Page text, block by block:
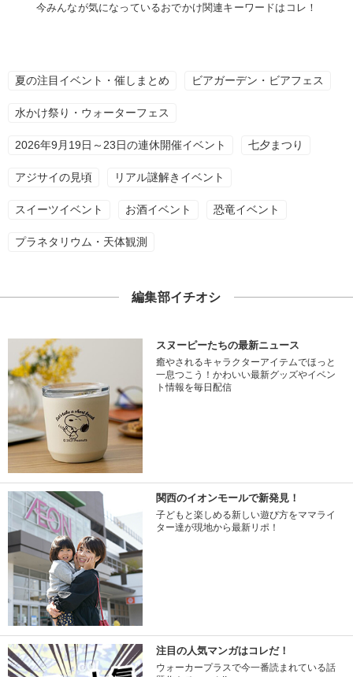
今みんなが気になっているおでかけ関連キーワードはコレ！
夏の注目イベント・催しまとめ ビアガーデン・ビアフェス
水かけ祭り・ウォーターフェス
2026年9月19日～23日の連休開催イベント 七夕まつり
アジサイの見頃 リアル謎解きイベント
スイーツイベント お酒イベント 恐竜イベント
プラネタリウム・天体観測
編集部イチオシ
スヌーピーたちの最新ニュース
癒やされるキャラクターアイテムでほっと
一息つこう！かわいい最新グッズやイベン
ト情報を毎日配信
関西のイオンモールで新発見！
子どもと楽しめる新しい遊び方をママライ
ター達が現地から最新リポ！
注目の人気マンガはコレだ！
ウォーカープラスで今一番読まれている話